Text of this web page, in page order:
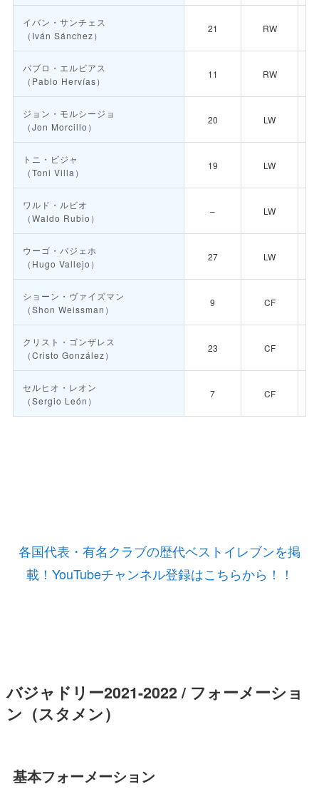
イバン・サンチェス
（Iván Sánchez）
21 RW
パブロ・エルビアス
（Pablo Hervías）
11 RW
ジョン・モルシージョ
（Jon Morcillo）
20 LW
トニ・ビジャ
（Toni Villa）
19 LW
ワルド・ルビオ
（Waldo Rubio）
– LW
ウーゴ・バジェホ
（Hugo Vallejo）
27 LW
ショーン・ヴァイズマン
（Shon Weissman）
9 CF
クリスト・ゴンザレス
（Cristo González）
23 CF
セルヒオ・レオン
（Sergio León）
7 CF
各国代表・有名クラブの歴代ベストイレブンを掲
載！YouTubeチャンネル登録はこちらから！！
バジャドリー2021-2022 / フォーメーショ
ン（スタメン）
基本フォーメーション